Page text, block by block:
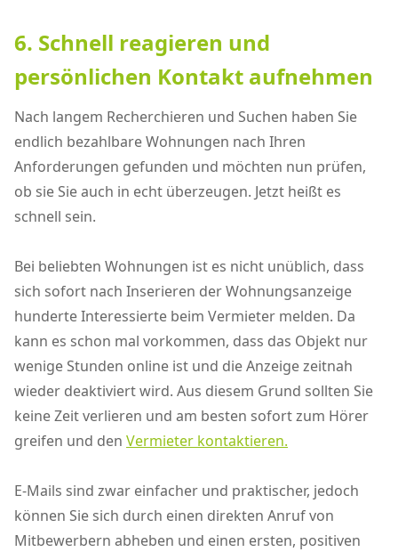
6. Schnell reagieren und
persönlichen Kontakt aufnehmen
Nach langem Recherchieren und Suchen haben Sie
endlich bezahlbare Wohnungen nach Ihren
Anforderungen gefunden und möchten nun prüfen,
ob sie Sie auch in echt überzeugen. Jetzt heißt es
schnell sein.
Bei beliebten Wohnungen ist es nicht unüblich, dass
sich sofort nach Inserieren der Wohnungsanzeige
hunderte Interessierte beim Vermieter melden. Da
kann es schon mal vorkommen, dass das Objekt nur
wenige Stunden online ist und die Anzeige zeitnah
wieder deaktiviert wird. Aus diesem Grund sollten Sie
keine Zeit verlieren und am besten sofort zum Hörer
greifen und den Vermieter kontaktieren.
E-Mails sind zwar einfacher und praktischer, jedoch
können Sie sich durch einen direkten Anruf von
Mitbewerbern abheben und einen ersten, positiven